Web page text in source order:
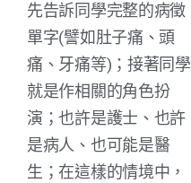
先告訴同學完整的病徵
單字(譬如肚子痛、頭
痛、牙痛等)；接著同學
就是作相關的角色扮
演；也許是護士、也許
是病人、也可能是醫
生；在這樣的情境中，